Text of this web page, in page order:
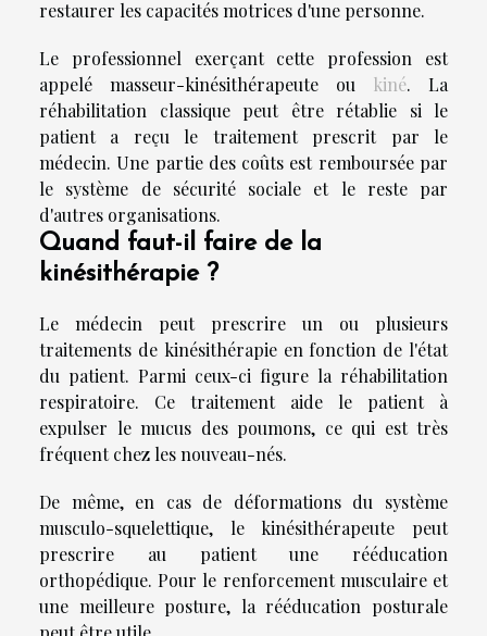
restaurer les capacités motrices d'une personne.
Le professionnel exerçant cette profession est
appelé masseur-kinésithérapeute ou kiné. La
réhabilitation classique peut être rétablie si le
patient a reçu le traitement prescrit par le
médecin. Une partie des coûts est remboursée par
le système de sécurité sociale et le reste par
d'autres organisations.
Quand faut-il faire de la
kinésithérapie ?
Le médecin peut prescrire un ou plusieurs
traitements de kinésithérapie en fonction de l'état
du patient. Parmi ceux-ci figure la réhabilitation
respiratoire. Ce traitement aide le patient à
expulser le mucus des poumons, ce qui est très
fréquent chez les nouveau-nés.
De même, en cas de déformations du système
musculo-squelettique, le kinésithérapeute peut
prescrire au patient une rééducation
orthopédique. Pour le renforcement musculaire et
une meilleure posture, la rééducation posturale